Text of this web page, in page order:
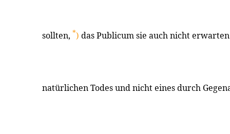
sollten, *) das Publicum sie auch nicht
natürlichen Todes und nicht eines durch